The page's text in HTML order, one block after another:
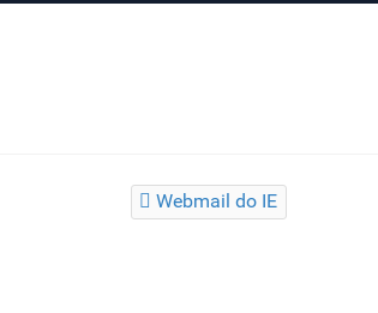
Webmail do IE